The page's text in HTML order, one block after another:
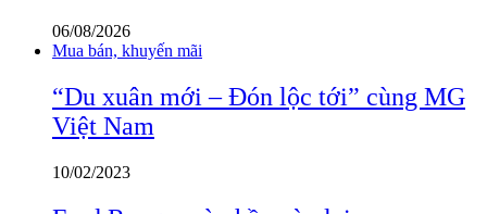
06/08/2026
Mua bán, khuyến mãi
“Du xuân mới – Đón lộc tới” cùng MG
Việt Nam
10/02/2023